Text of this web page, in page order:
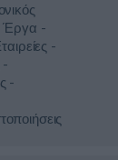
Έργα -
-
-
-